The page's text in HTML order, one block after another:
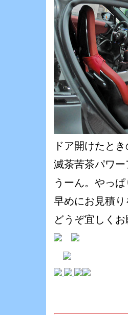
ドア開けたと
滅茶苦茶パワ
うーん。やっ
早めにお見積
どうぞ宜しくお